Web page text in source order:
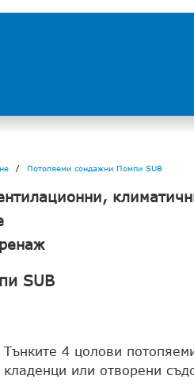
Потопяеми сондажни Помпи SUB
SUB
Тънките 4 цолови
кладенци или отворени